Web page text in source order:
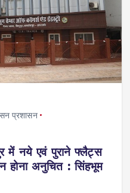
प्रशासन
नये एवं पुराने फ्लैट्स
होना अनुचित : सिंहभूम